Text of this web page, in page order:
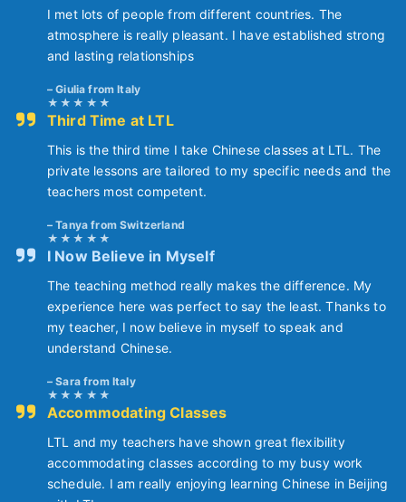
I met lots of people from different countries. The
atmosphere is really pleasant. I have established strong
and lasting relationships
Giulia from Italy
Third Time at LTL
This is the third time I take Chinese classes at LTL. The
private lessons are tailored to my specific needs and the
teachers most competent.
Tanya from Switzerland
I Now Believe in Myself
The teaching method really makes the difference. My
experience here was perfect to say the least. Thanks to
my teacher, I now believe in myself to speak and
understand Chinese.
Sara from Italy
Accommodating Classes
LTL and my teachers have shown great flexibility
accommodating classes according to my busy work
schedule. I am really enjoying learning Chinese in Beijing